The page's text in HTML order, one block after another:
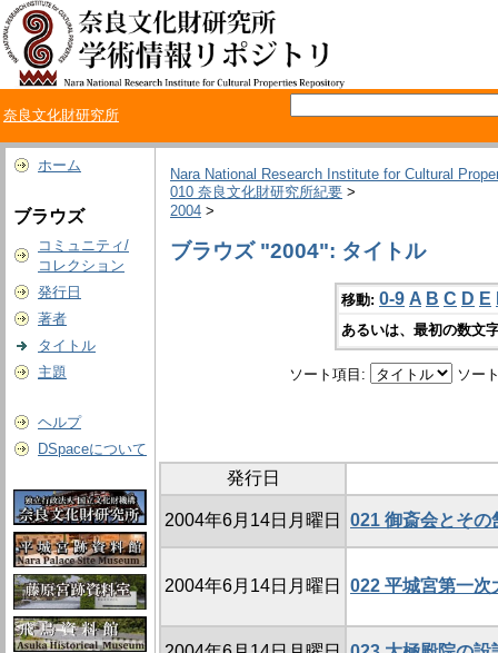
奈良文化財研究所
ホーム
ブラウズ
コミュニティ/
コレクション
発行日
著者
タイトル
主題
ヘルプ
DSpaceについて
Nara National Research Institute for Cultural
010 奈良文化財研究所紀要 >
2004 >
ブラウズ "2004": タイトル
移動: 0-9 A B C D E
あるいは、最初の数文
ソート項目: ソー
発行日
2004年6月14日月曜日 021 御斎会とそ
2004年6月14日月曜日 022 平城宮第一次